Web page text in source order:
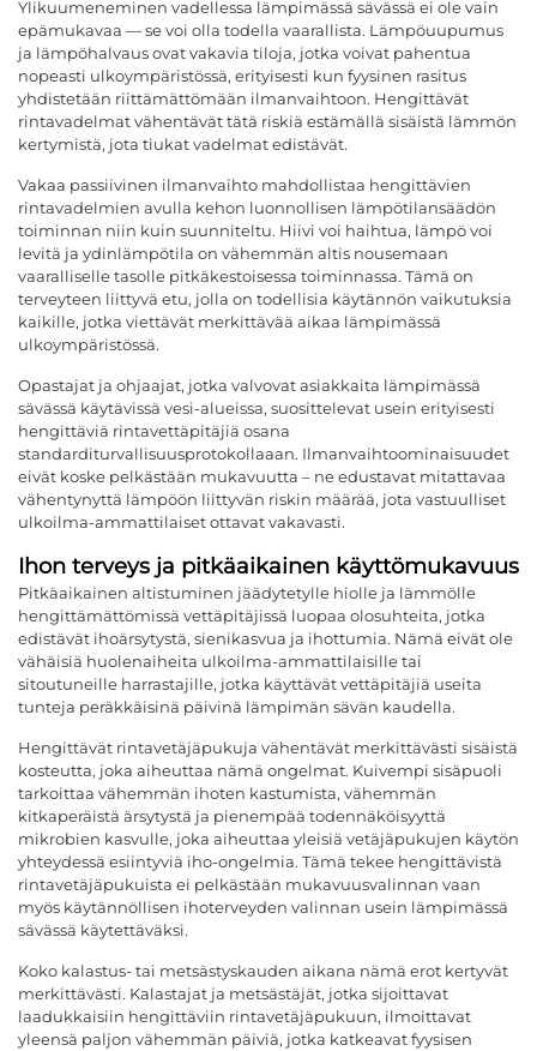
Ylikuumeneminen vadellessa lämpimässä sävässä ei ole vain
epämukavaa — se voi olla todella vaarallista. Lämpöuupumus
ja lämpöhalvaus ovat vakavia tiloja, jotka voivat pahentua
nopeasti ulkoympäristössä, erityisesti kun fyysinen rasitus
yhdistetään riittämättömään ilmanvaihtoon. Hengittävät
rintavadelmat vähentävät tätä riskiä estämällä sisäistä lämmön
kertymistä, jota tiukat vadelmat edistävät.
Vakaa passiivinen ilmanvaihto mahdollistaa hengittävien
rintavadelmien avulla kehon luonnollisen lämpötilansäädön
toiminnan niin kuin suunniteltu. Hiivi voi haihtua, lämpö voi
levitä ja ydinlämpötila on vähemmän altis nousemaan
vaaralliselle tasolle pitkäkestoisessa toiminnassa. Tämä on
terveyteen liittyvä etu, jolla on todellisia käytännön vaikutuksia
kaikille, jotka viettävät merkittävää aikaa lämpimässä
ulkoympäristössä.
Opastajat ja ohjaajat, jotka valvovat asiakkaita lämpimässä
sävässä käytävissä vesi-alueissa, suosittelevat usein erityisesti
hengittäviä rintavettäpitäjiä osana
standarditurvallisuusprotokollaaan. Ilmanvaihtoominaisuudet
eivät koske pelkästään mukavuutta – ne edustavat mitattavaa
vähentynyttä lämpöön liittyvän riskin määrää, jota vastuulliset
ulkoilma-ammattilaiset ottavat vakavasti.
Ihon terveys ja pitkäaikainen käyttömukavuus
Pitkäaikainen altistuminen jäädytetylle hiolle ja lämmölle
hengittämättömissä vettäpitäjissä luopaa olosuhteita, jotka
edistävät ihoärsytystä, sienikasvua ja ihottumia. Nämä eivät ole
vähäisiä huolenaiheita ulkoilma-ammattilaisille tai
sitoutuneille harrastajille, jotka käyttävät vettäpitäjiä useita
tunteja peräkkäisinä päivinä lämpimän sävän kaudella.
Hengittävät rintavetäjäpukuja vähentävät merkittävästi sisäistä
kosteutta, joka aiheuttaa nämä ongelmat. Kuivempi sisäpuoli
tarkoittaa vähemmän ihoten kastumista, vähemmän
kitkaperäistä ärsytystä ja pienempää todennäköisyyttä
mikrobien kasvulle, joka aiheuttaa yleisiä vetäjäpukujen käytön
yhteydessä esiintyviä iho-ongelmia. Tämä tekee hengittävistä
rintavetäjäpukuista ei pelkästään mukavuusvalinnan vaan
myös käytännöllisen ihoterveyden valinnan usein lämpimässä
sävässä käytettäväksi.
Koko kalastus- tai metsästyskauden aikana nämä erot kertyvät
merkittävästi. Kalastajat ja metsästäjät, jotka sijoittavat
laadukkaisiin hengittäviin rintavetäjäpukuun, ilmoittavat
yleensä paljon vähemmän päiviä, jotka katkeavat fyysisen